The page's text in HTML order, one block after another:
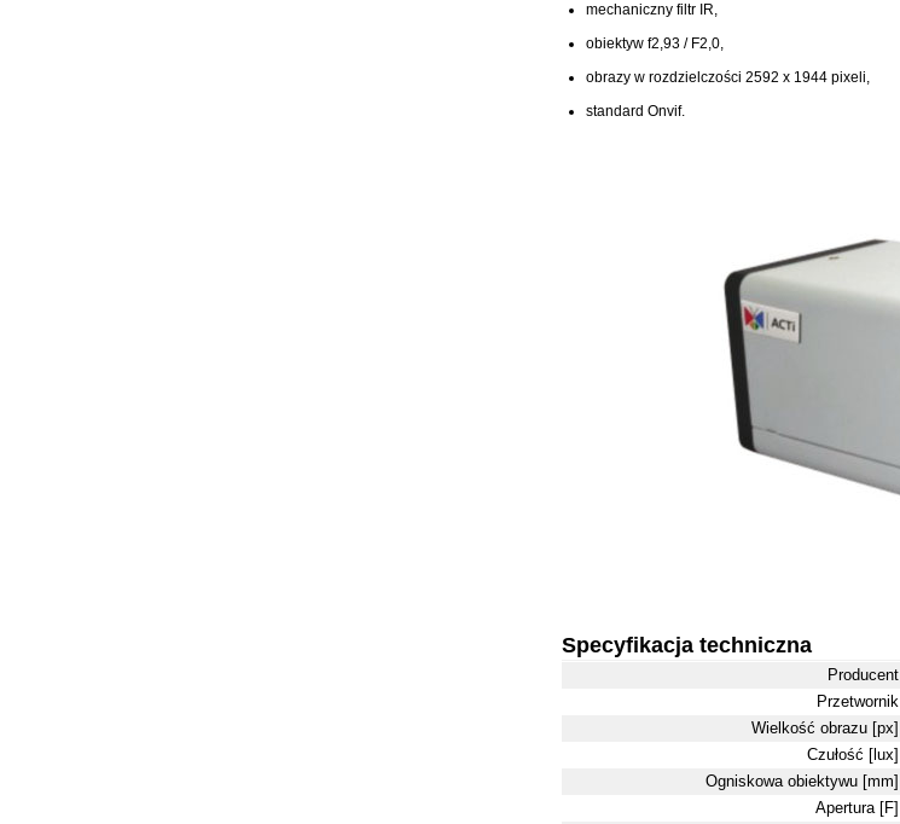
mechaniczny filtr IR,
obiektyw f2,93 / F2,0,
obrazy w rozdzielczości 2592 x 1944 pixeli,
standard Onvif.
Specyfikacja techniczna
Producent
Przetwornik
Wielkość obrazu [px]
Czułość [lux]
Ogniskowa obiektywu [mm]
Apertura [F]